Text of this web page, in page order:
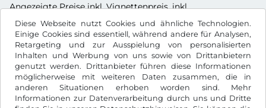
Diese Webseite nutzt Cookies und ähnliche Technologien.
Einige Cookies sind essentiell, während andere für Analysen,
Retargeting und zur Ausspielung von personalisierten
Inhalten und Werbung von uns sowie von Drittanbietern
genutzt werden. Drittanbieter führen diese Informationen
möglicherweise mit weiteren Daten zusammen, die in
anderen Situationen erhoben worden sind. Mehr
Informationen zur Datenverarbeitung durch uns und Dritte
Angezeigte Preise inkl. Vignettenpreis, inkl.
Dienstleistungsentgelt und inkl. der gesetzl. MwSt.
dkr.DKK